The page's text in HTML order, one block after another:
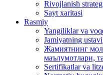
Rivojlanish
Sayt xaritasi
Rasmiy
Yangiliklar va
Jamiyatning ustavi
Жамиятнинг
маълумотлари,
Sertifikatlar va